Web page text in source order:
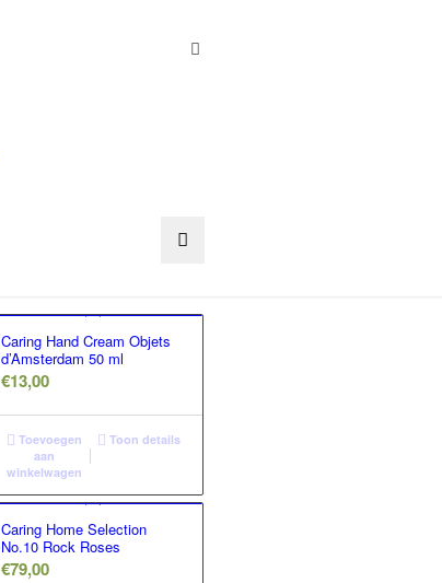
Caring Hand Cream Objets
d’Amsterdam 50 ml
€13,00
Toevoegen
aan
winkelwagen
Toon details
Caring Home Selection
No.10 Rock Roses
€79,00